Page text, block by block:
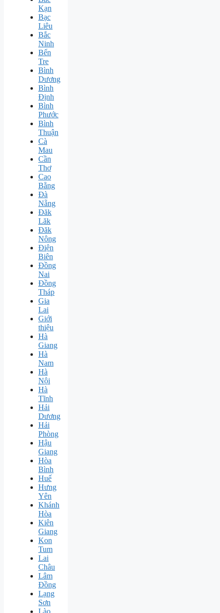
Kạn
Bạc
Liêu
Bắc
Ninh
Bến
Tre
Bình
Dương
Bình
Định
Bình
Phước
Bình
Thuận
Cà
Mau
Cần
Thơ
Cao
Bằng
Đà
Nẵng
Đăk
Lăk
Đăk
Nông
Điện
Biên
Đồng
Nai
Đồng
Tháp
Gia
Lai
Giới
thiệu
Hà
Giang
Hà
Nam
Hà
Nội
Hà
Tĩnh
Hải
Dương
Hải
Phòng
Hậu
Giang
Hòa
Bình
Huế
Hưng
Yên
Khánh
Hòa
Kiên
Giang
Kon
Tum
Lai
Châu
Lâm
Đồng
Lạng
Sơn
Lào